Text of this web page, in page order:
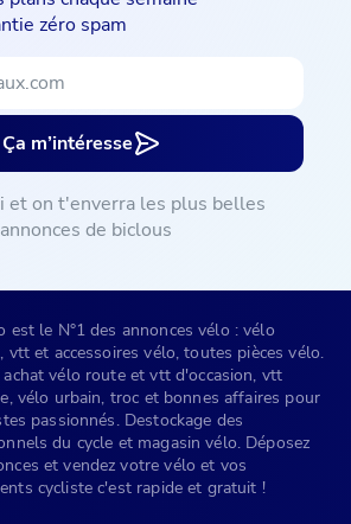
zéro spam
Ça m’intéresse
et on t'enverra les plus belles
annonces de biclous
est le N°1 des annonces vélo : vélo
vtt et accessoires vélo, toutes pièces vélo.
vélo route et vtt d'occasion, vtt
vélo urbain, troc et bonnes affaires pour
passionnés. Destockage des
du cycle et magasin vélo. Déposez
et vendez votre vélo et vos
cycliste c'est rapide et gratuit !